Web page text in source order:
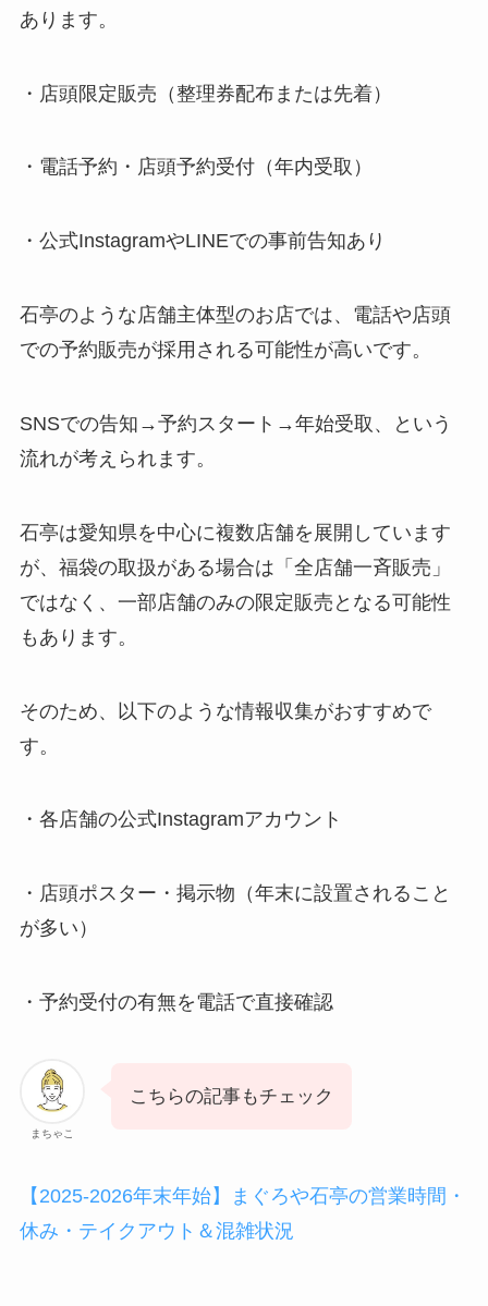
あります。
・店頭限定販売（整理券配布または先着）
・電話予約・店頭予約受付（年内受取）
・公式InstagramやLINEでの事前告知あり
石亭のような店舗主体型のお店では、電話や店頭
での予約販売が採用される可能性が高いです。
SNSでの告知→予約スタート→年始受取、という
流れが考えられます。
石亭は愛知県を中心に複数店舗を展開しています
が、福袋の取扱がある場合は「全店舗一斉販売」
ではなく、一部店舗のみの限定販売となる可能性
もあります。
そのため、以下のような情報収集がおすすめで
す。
・各店舗の公式Instagramアカウント
・店頭ポスター・掲示物（年末に設置されること
が多い）
・予約受付の有無を電話で直接確認
まちゃこ
こちらの記事もチェック
【2025‑2026年末年始】まぐろや石亭の営業時間・
休み・テイクアウト＆混雑状況